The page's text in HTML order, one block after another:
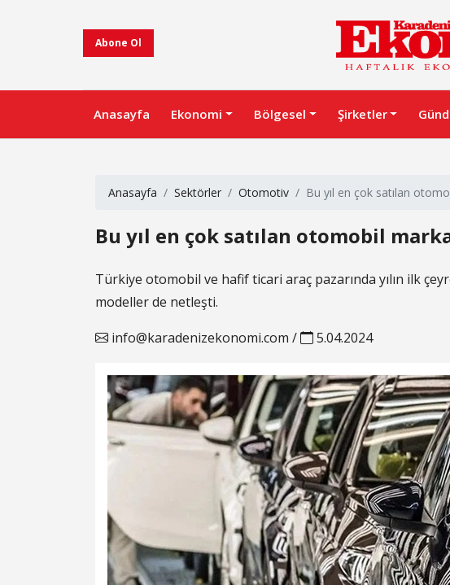
Abone Ol
Anasayfa Ekonomi Bölgesel Şirketler
Anasayfa Sektörler Otomotiv Bu yıl en çok satılan
Bu yıl en çok satılan otomobil
Türkiye otomobil ve hafif ticari araç pazarında yılın ilk
modeller de netleşti.
info@karadenizekonomi.com / 5.04.2024